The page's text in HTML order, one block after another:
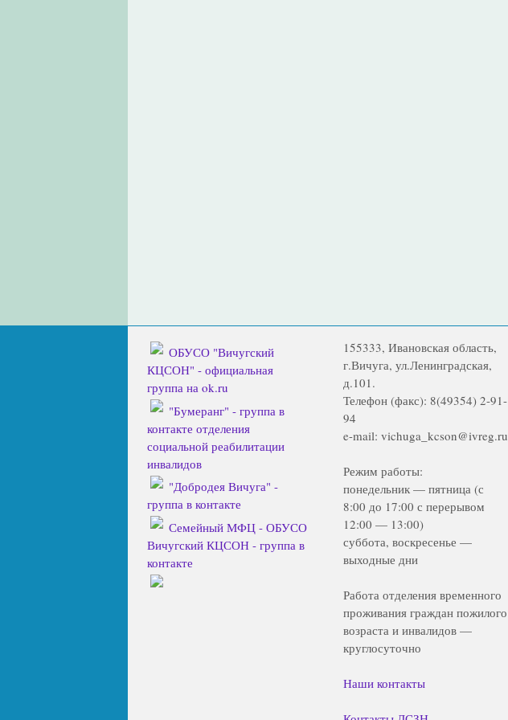
ОБУСО "Вичугский
КЦСОН" - официальная
группа на ok.ru
"Бумеранг" - группа в
контакте отделения
социальной реабилитации
инвалидов
"Добродея Вичуга" -
группа в контакте
Семейный МФЦ - ОБУСО
Вичугский КЦСОН - группа в
контакте
155333, Ивановская область,
г.Вичуга, ул.Ленинградская,
д.101.
Телефон (факс): 8(49354) 2-91-
94
e-mail: vichuga_kcson@ivreg.ru
Режим работы:
понедельник — пятница (с
8:00 до 17:00 с перерывом
12:00 — 13:00)
суббота, воскресенье —
выходные дни
Работа отделения временного
проживания граждан пожилого
возраста и инвалидов —
круглосуточно
Наши контакты